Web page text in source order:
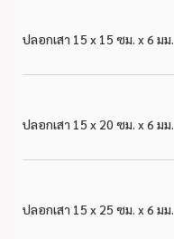
ปลอกเสา 15 x 15 ซม. x 6 มม.
ปลอกเสา 15 x 20 ซม. x 6 มม.
ปลอกเสา 15 x 25 ซม. x 6 มม.